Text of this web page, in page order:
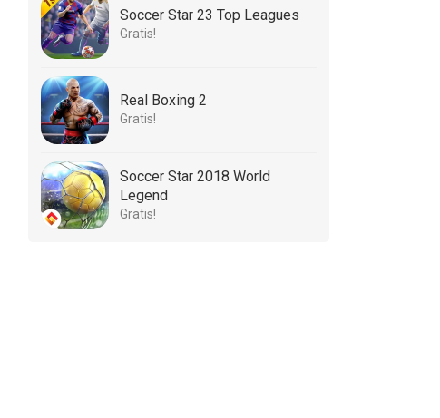
Soccer Star 23 Top Leagues
Gratis!
Real Boxing 2
Gratis!
Soccer Star 2018 World
Legend
Gratis!